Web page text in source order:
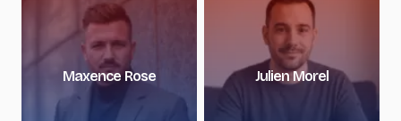
Maxence Rose Julien Morel